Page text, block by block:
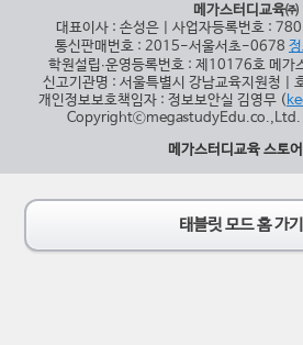
메가스터디교육㈜
대표이사 : 손성은 | 사업자등록번호 :
통신판매번호 : 2015-서울서초-0678
학원설립∙운영등록번호 : 제10176호 메가
신고기관명 : 서울특별시 강남교육지원청 |
개인정보보호책임자 : 정보보안실 김영무 (
CopyrightⓒmegastudyEdu.co.,Ltd.
메가스터디교육 스토어
태블릿 모드 홈 가